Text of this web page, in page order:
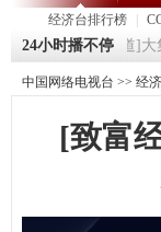
经济台排行榜
24小时播不停
[生财有道]大集
中国网络电视台 >> 经
[致富